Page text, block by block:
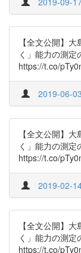
【全文公開】
く」能力の測
https://t.co/
2019-06-
【全文公開】
く」能力の測
https://t.co/
2019-02-
【全文公開】
く」能力の測
https://t.co/